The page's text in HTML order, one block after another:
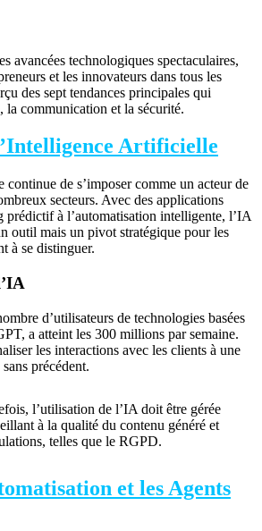
avancées technologiques spectaculaires,
et les innovateurs dans tous les
des sept tendances principales qui
la communication et la sécurité.
Artificielle
de s’imposer comme un acteur de
secteurs. Avec des applications
prédictif à l’automatisation intelligente, l’IA
outil mais un pivot stratégique pour les
à se distinguer.
d’utilisateurs de technologies basées
a atteint les 300 millions par semaine.
les interactions avec les clients à une
précédent.
l’utilisation de l’IA doit être gérée
à la qualité du contenu généré et
telles que le RGPD.
et les Agents